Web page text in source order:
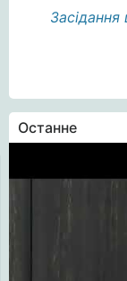
Останне